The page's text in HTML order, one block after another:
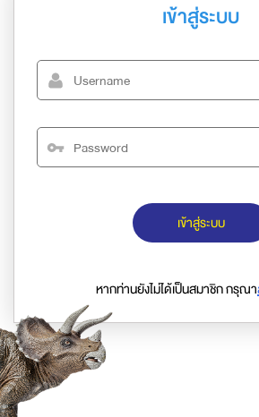
เข้าสู่ระบบ
เข้าสู่ระบบ
หากท่านยังไม่ได้เป็นสมาชิก กรุณา